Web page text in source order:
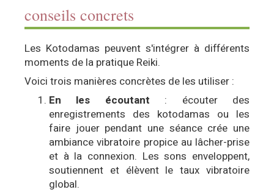
conseils concrets
Les Kotodamas peuvent s'intégrer à différents
moments de la pratique Reiki.
Voici trois manières concrètes de les utiliser :
En les écoutant : écouter des
enregistrements des kotodamas ou les
faire jouer pendant une séance crée une
ambiance vibratoire propice au lâcher-prise
et à la connexion. Les sons enveloppent,
soutiennent et élèvent le taux vibratoire
global.